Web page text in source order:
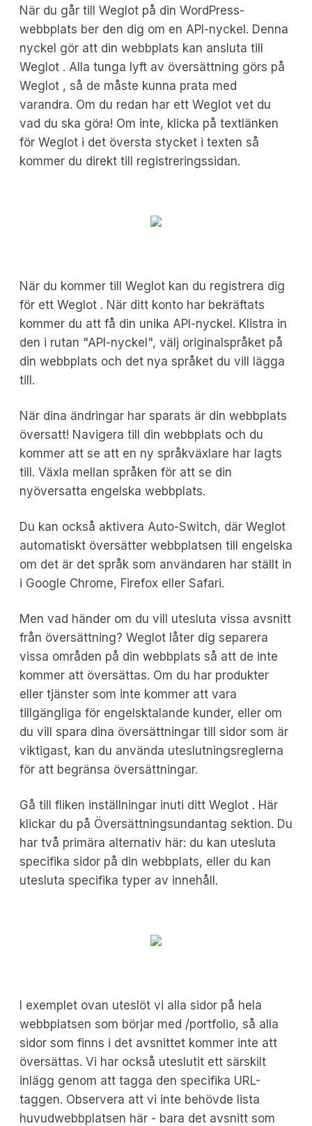
När du går till Weglot på din WordPress-
webbplats ber den dig om en API-nyckel. Denna
nyckel gör att din webbplats kan ansluta till
Weglot . Alla tunga lyft av översättning görs på
Weglot , så de måste kunna prata med
varandra. Om du redan har ett Weglot vet du
vad du ska göra! Om inte, klicka på textlänken
för Weglot i det översta stycket i texten så
kommer du direkt till registreringssidan.
När du kommer till Weglot kan du registrera dig
för ett Weglot . När ditt konto har bekräftats
kommer du att få din unika API-nyckel. Klistra in
den i rutan "API-nyckel", välj originalspråket på
din webbplats och det nya språket du vill lägga
till.
När dina ändringar har sparats är din webbplats
översatt! Navigera till din webbplats och du
kommer att se att en ny språkväxlare har lagts
till. Växla mellan språken för att se din
nyöversatta engelska webbplats.
Du kan också aktivera Auto-Switch, där Weglot
automatiskt översätter webbplatsen till engelska
om det är det språk som användaren har ställt in
i Google Chrome, Firefox eller Safari.
Men vad händer om du vill utesluta vissa avsnitt
från översättning? Weglot låter dig separera
vissa områden på din webbplats så att de inte
kommer att översättas. Om du har produkter
eller tjänster som inte kommer att vara
tillgängliga för engelsktalande kunder, eller om
du vill spara dina översättningar till sidor som är
viktigast, kan du använda uteslutningsreglerna
för att begränsa översättningar.
Gå till fliken inställningar inuti ditt Weglot . Här
klickar du på Översättningsundantag sektion. Du
har två primära alternativ här: du kan utesluta
specifika sidor på din webbplats, eller du kan
utesluta specifika typer av innehåll.
I exemplet ovan uteslöt vi alla sidor på hela
webbplatsen som börjar med /portfolio, så alla
sidor som finns i det avsnittet kommer inte att
översättas. Vi har också uteslutit ett särskilt
inlägg genom att tagga den specifika URL-
taggen. Observera att vi inte behövde lista
huvudwebbplatsen här - bara det avsnitt som